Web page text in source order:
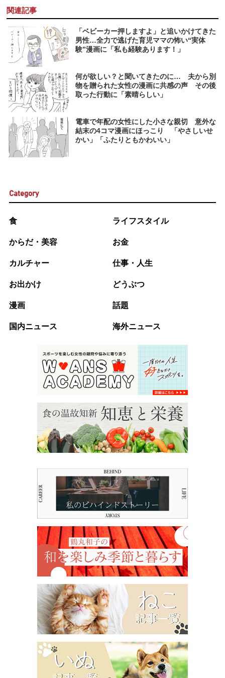
関連記事
「ベビーカー押しますよ」と追いかけてきた
男性…全力で逃げた育児ママの怖い“実体
験”漫画に「私も経験あります！」
何が欲しい？と聞いてきたのに… 夫から別
物を贈られた女性の漫画に共感の声 その後
取った行動に「素晴らしい」
電車で年配の女性にした小さな親切 意外な
結末の4コマ漫画にほっこり 「やさしいせ
かい」「ふたりともかわいい」
Category
食 ライフスタイル
からだ・美容 お金
カルチャー 仕事・人生
お出かけ どうぶつ
漫画 話題
国内ニュース 海外ニュース